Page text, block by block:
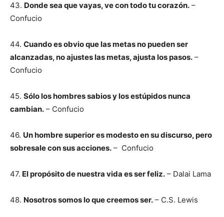
43. Donde sea que vayas, ve con todo tu corazón. –
Confucio
44. Cuando es obvio que las metas no pueden ser
alcanzadas, no ajustes las metas, ajusta los pasos. –
Confucio
45. Sólo los hombres sabios y los estúpidos nunca
cambian. – Confucio
46. Un hombre superior es modesto en su discurso, pero
sobresale con sus acciones. – Confucio
47. El propósito de nuestra vida es ser feliz. – Dalai Lama
48. Nosotros somos lo que creemos ser. – C.S. Lewis